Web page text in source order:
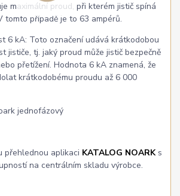
maximální proud, při kterém jistič spíná
tomto případě je to 63 ampérů.
6 kA: Toto označení udává krátkodobou
jističe, tj. jaký proud může jistič bezpečně
přetížení. Hodnota 6 kA znamená, že
krátkodobému proudu až 6 000
přehlednou aplikaci KATALOG NOARKs
na centrálním skladu výrobce.